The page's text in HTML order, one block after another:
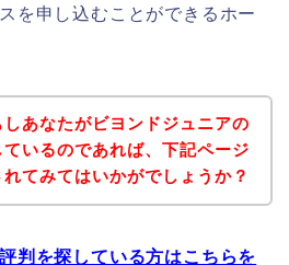
を申し込むことができるホー
あなたがビヨンドジュニアの
いるのであれば、下記ページ
てみてはいかがでしょうか？
判を探している方はこちらを